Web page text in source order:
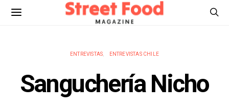
ENTREVISTAS ENTREVISTAS CHILE
Sanguchería Nicho